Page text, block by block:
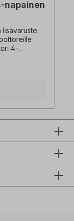
napainen
lisävaruste
4-
moottorin
! ! Ei voida
Tekniset